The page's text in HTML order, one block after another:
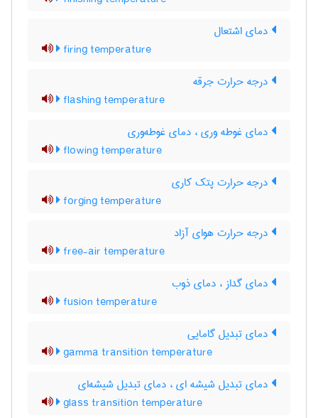
دمای اشتعال
firing temperature
درجه حرارت جرقه
flashing temperature
دمای غوطه وری ، دمای غوطه‌وری
flowing temperature
درجه حرارت پتک کاری
forging temperature
درجه حرارت هوای آزاد
free-air temperature
دمای گداز ، دمای ذوب
fusion temperature
دمای تبدیل گامایی
gamma transition temperature
دمای تبدیل شیشه ای ، دمای تبدیل شیشه‌ای
glass transition temperature